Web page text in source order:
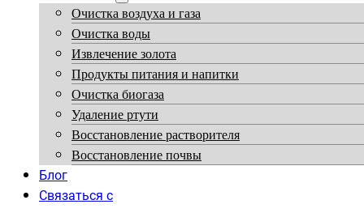
Очистка воздуха и газа
Очистка воды
Извлечение золота
Продукты питания и напитки
Очистка биогаза
Удаление ртути
Восстановление растворителя
Восстановление почвы
Блог
Связаться с